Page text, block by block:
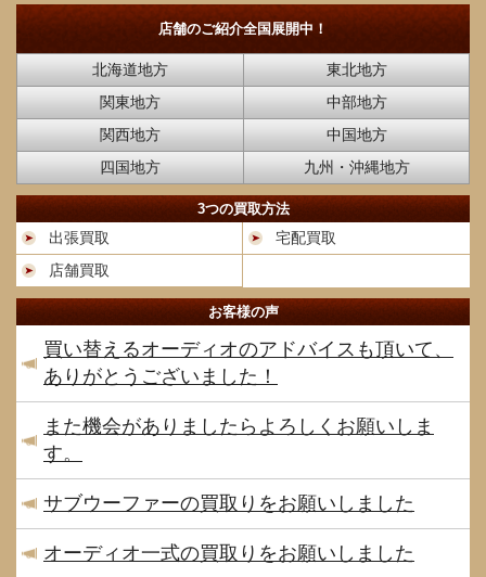
店舗のご紹介全国展開中！
北海道地方
東北地方
関東地方
中部地方
関西地方
中国地方
四国地方
九州・沖縄地方
3つの買取方法
出張買取
宅配買取
店舗買取
お客様の声
買い替えるオーディオのアドバイスも頂いて、
ありがとうございました！
また機会がありましたらよろしくお願いしま
す。
サブウーファーの買取りをお願いしました
オーディオ一式の買取りをお願いしました